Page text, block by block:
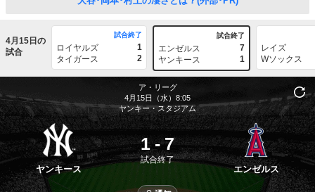
4月15日の
試合
試合終了
ロイヤルズ
1
タイガース
2
試合終了
エンゼルス
7
ヤンキース
1
レイズ
Wソックス
ア・リーグ
4月15日（水）8:05
ヤンキー・スタジアム
ヤンキース
1 - 7
試合終了
エンゼルス